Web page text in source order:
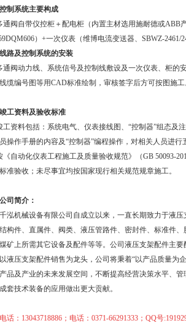
制系统主要构成
通阀自带仪控柜＋配电柜（内置主材选用施耐德或ABB
）+一次仪表（维博电流变送器、SBWZ-
路及控制系统的安装
通阀动力线、系统信号及控制线敷设及一次仪表、柜
缆编号图等用CAD标准绘制，审核签字后方可按图施
工资料及验收标准
工资料包括：系统电气、仪表接线图、“控制器”组态及
操作手册的内容及“控制器”编程操作，对相关人员进行
《自动化仪表工程施工及质量验收规范》（GB 50093-
准验收；未尽事宜均按国家现行相关规范规章施工。
司简介：
泓机械设备有限公司自成立以来，一直长期致力于液
构件、直属件、阀类、液压管路件、密封件、标准件
矿上所需其它设备及配件等等。公司液压支架配件主
液压支架配件销售为龙头，公司将秉着“以产品质量为
品及产业的未来发展空间，不断提高经营决策水平、
套技术装备的应用做出更大贡献。
话：13043718886；电话：0371-66291333；QQ号